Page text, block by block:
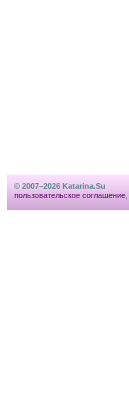
© 2007–2026 Katarina.Su
пользовательское соглашение